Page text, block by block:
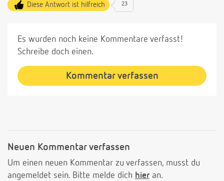
Diese Antwort ist hilfreich 23
Es wurden noch keine Kommentare verfasst!
Schreibe doch einen.
Kommentar verfassen
Neuen Kommentar verfassen
Um einen neuen Kommentar zu verfassen, musst du
angemeldet sein. Bitte melde dich hier an.